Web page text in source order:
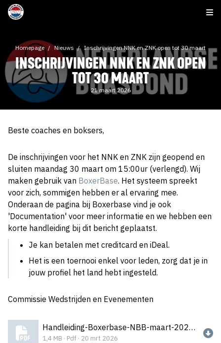
Homepage Nieuws Inschrijvingen NNK en ZNK open tot 30 maart
INSCHRIJVINGEN NNK EN ZNK OPEN
TOT 30 MAART
21 maart 2026
Beste coaches en boksers,
De inschrijvingen voor het NNK en ZNK zijn geopend en
sluiten maandag 30 maart om 15:00ur (verlengd). Wij
maken gebruik van BoxerBase. Het systeem spreekt
voor zich, sommigen hebben er al ervaring mee.
Onderaan de pagina bij Boxerbase vind je ook
'Documentation' voor meer informatie en we hebben een
korte handleiding bij dit bericht geplaatst.
Je kan betalen met creditcard en iDeal.
Het is een toernooi enkel voor leden, zorg dat je in
jouw profiel het land hebt ingesteld.
Commissie Wedstrijden en Evenementen
Handleiding-Boxerbase-NBB-maart-2026.pdf
1,4 MB · Pdf · 20 mrt 2026